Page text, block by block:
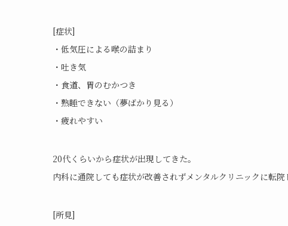
[症状]
・低気圧による喉の詰まり
・吐き気
・食道、胃のむかつき
・熟睡できない（夢ばかり見る）
・疲れやすい
20代くらいから症状が出現してきた。
内科に通院しても症状が改善されずメンタルクリニックに転
[所見]